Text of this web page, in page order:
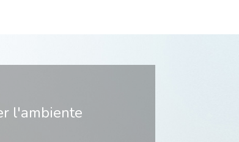
l'ambiente